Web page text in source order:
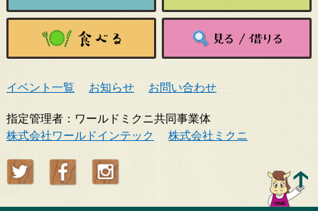
イベント一覧 お知らせ お問い合わせ
指定管理者：ワールドミクニ共同事業体
株式会社ワールドインテック
株式会社ミクニ